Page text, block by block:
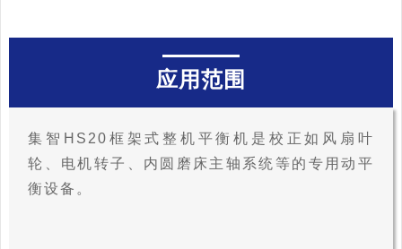
应用范围
集智HS20框架式整机平衡机是校正如风扇叶
轮、电机转子、内圆磨床主轴系统等的专用动平
衡设备。